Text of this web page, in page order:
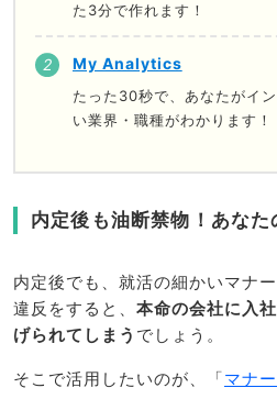
た3分で作れます！
My Analytics
たった30秒で、あなたがイ
い業界・職種がわかります！
内定後も油断禁物！あなた
内定後でも、就活の細かいマナ
違反をすると、 本命の会社に入
げられてしまう でしょう。
そこで活用したいのが、「マナ